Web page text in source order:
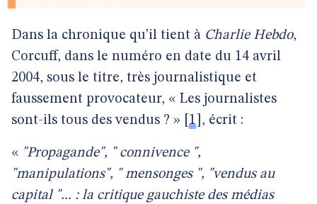
Dans la chronique qu’il tient à Charlie Hebdo,
Corcuff, dans le numéro en date du 14 avril
2004, sous le titre, très journalistique et
faussement provocateur, « Les journalistes
sont-ils tous des vendus ? »
1 , écrit :
« "Propagande", " connivence ",
"manipulations", " mensonges ", "vendus au
capital "... : la critique gauchiste des médias